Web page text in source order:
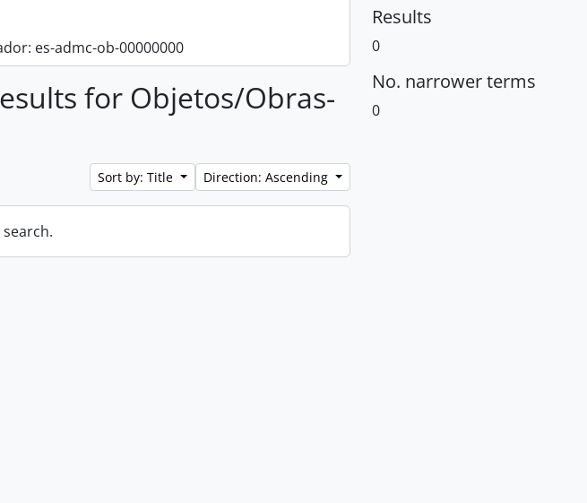
es-admc-ob-00000000
for Objetos/Obras-
Sort by: Title Direction: Ascending
Results
0
No. narrower terms
0